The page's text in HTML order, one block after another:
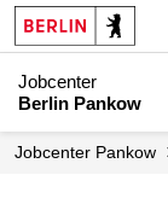
Jobcenter
Berlin Pankow
Jobcenter Pankow